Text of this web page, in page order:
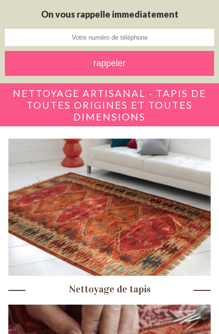
On vous rappelle immediatement
NETTOYAGE ARTISANAL - TAPIS DE
TOUTES ORIGINES ET TOUTES
DIMENSIONS
Nettoyage de tapis